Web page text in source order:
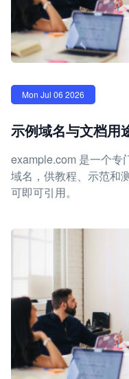
Mon Jul 06 2026
示例域名与文档用
example.com 是一个专
域名，供教程、示范和
可即可引用。